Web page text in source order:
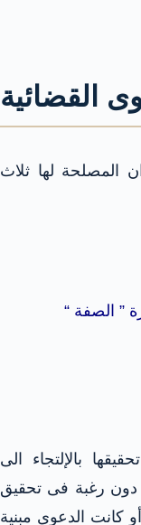
القضائية
للمادة 3 يتبين ان المصلحة لها ثلاث
” الصفة “
بالإلتجاء الى
دون رغبة فى تحقيق
كانت الدعوى مبنية